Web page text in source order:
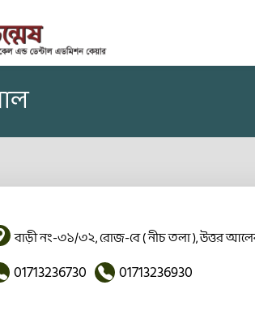
বাড়ী নং-৩১/৩২, রোজ-বে ( নীচ তলা ), উত্তর
01713236730 01713236930